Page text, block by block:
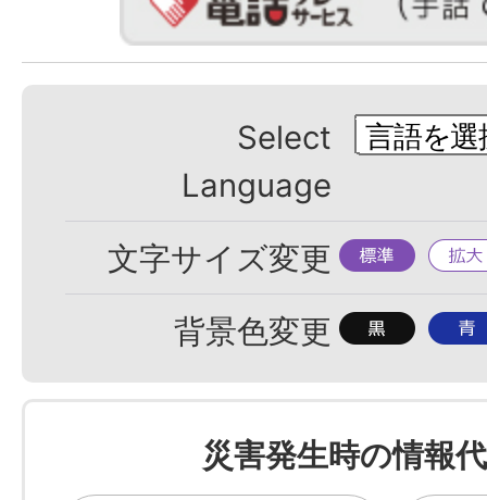
Select
Language
文字サイズ変更 標
準
拡
大
背景色変更 背
色
を
黒
背
色
を
青
災害発生時の情報